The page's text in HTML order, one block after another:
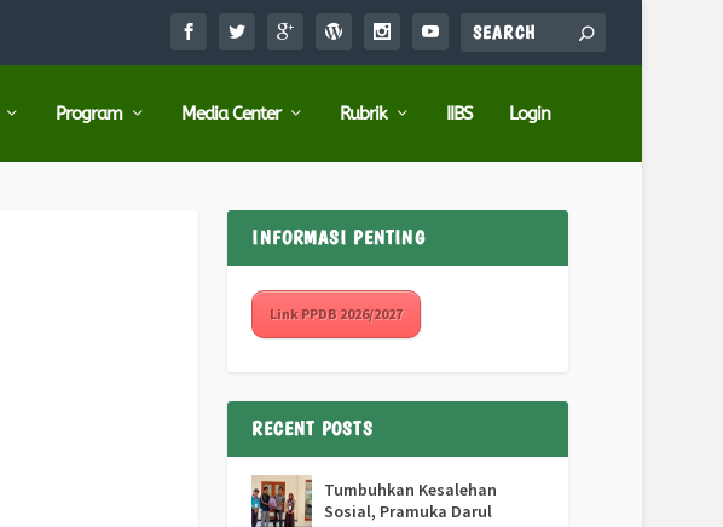
Program Media Center Rubrik IIBS Login
INFORMASI PENTING
Link PPDB 2026/2027
RECENT POSTS
Tumbuhkan Kesalehan
Sosial, Pramuka Darul